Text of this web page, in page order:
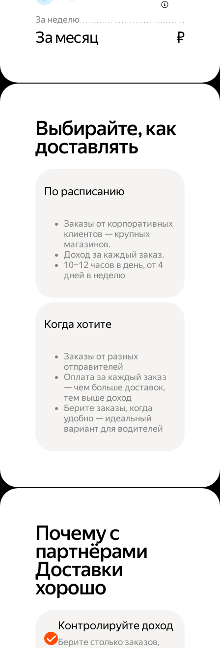
За неделю
За месяц ₽
Выбирайте, как
доставлять
По расписанию
Заказы от корпоративных
клиентов — крупных
магазинов.
Доход за каждый заказ.
10–12 часов в день, от 4
дней в неделю
Когда хотите
Заказы от разных
отправителей
Оплата за каждый заказ
— чем больше доставок,
тем выше доход
Берите заказы, когда
удобно — идеальный
вариант для водителей
Почему с
партнёрами
Доставки
хорошо
Контролируйте доход
Берите столько заказов,